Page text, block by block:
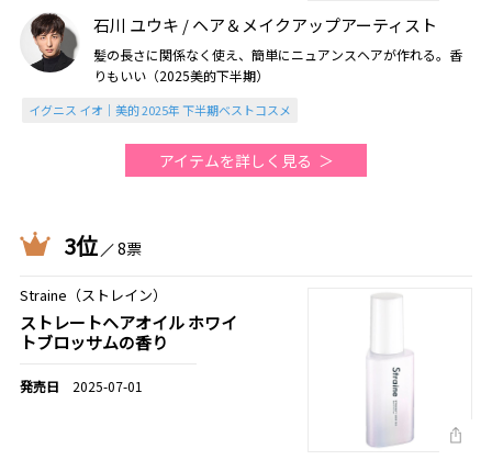
石川 ユウキ / ヘア＆メイクアップアーティスト
髪の長さに関係なく使え、簡単にニュアンスヘアが作れる。香
りもいい（2025美的下半期）
イグニス イオ｜美的 2025年 下半期ベストコスメ
アイテムを詳しく見る
3位 8票
Straine（ストレイン）
ストレートヘアオイル ホワイ
トブロッサムの香り
2025-07-01